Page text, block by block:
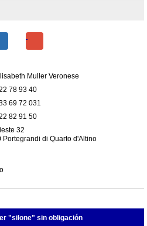
Muller Veronese
78 93 40
69 72 031
82 91 50
32
Portegrandi di Quarto d'Altino
"silone" sin obligación